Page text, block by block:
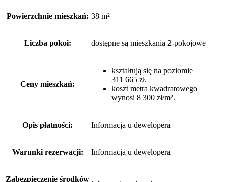
Powierzchnie mieszkań: 38 m²
Liczba pokoi: dostępne są mieszkania 2-pokojowe
Ceny mieszkań:
kształtują się na poziomie
311 665 zł.
koszt metra kwadratowego
wynosi 8 300 zł/m².
Opis płatności: Informacja u dewelopera
Warunki rezerwacji: Informacja u dewelopera
Zabezpieczenie środków